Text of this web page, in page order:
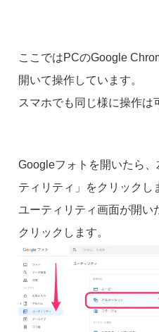
ここではPCのGoogle
開いて操作しています。
スマホでも同じ様に操作は
Googleフォトを開いたら
ティリティ」をクリックし
ユーティリティ画面が開い
クリックします。